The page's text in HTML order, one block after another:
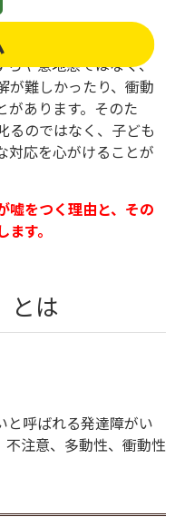
、特性が影響している
らや意地悪ではなく、
が難しかったり、衝動
あります。 そのた
るのではなく、子ども
対応を心がけることが
嘘をつく理由と、その
す。
とは
と呼ばれる発達障がい
不注意、多動性、衝動性